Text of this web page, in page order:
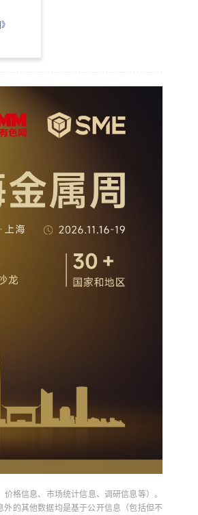
格信息、市场统计信息、调研信息等）。
的其他数据均是基于公开信息（包括但不